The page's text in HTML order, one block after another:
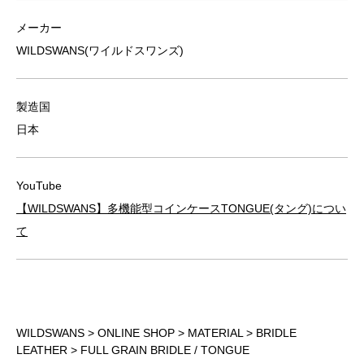
メーカー
WILDSWANS(ワイルドスワンズ)
製造国
日本
YouTube
【WILDSWANS】多機能型コインケースTONGUE(タング)につい
て
WILDSWANS > ONLINE SHOP > MATERIAL> BRIDLE
LEATHER > FULL GRAIN BRIDLE / TONGUE